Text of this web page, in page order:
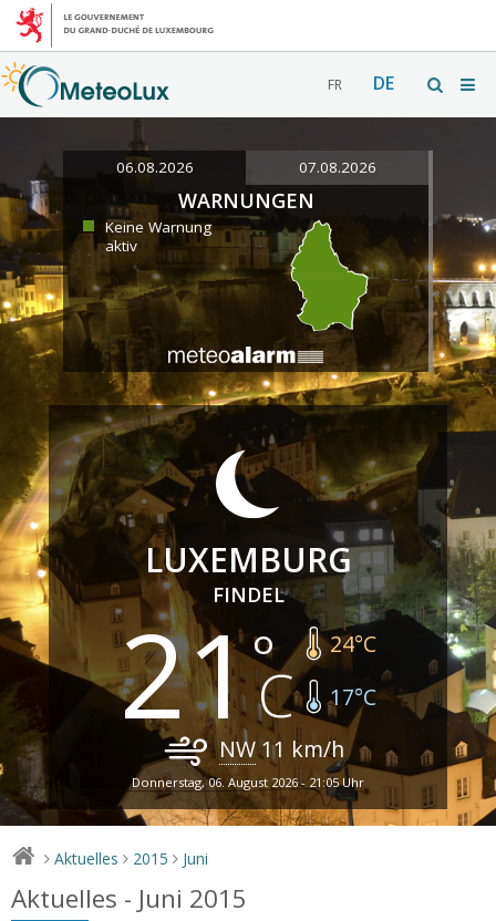
FR DE
06.08.2026 07.08.2026
WARNUNGEN
Keine Warnung
aktiv
LUXEMBURG
FINDEL
21 24°C
17°C
NW11 km/h
Donnerstag, 06. August 2026 - 21:05 Uhr
> Aktuelles > 2015 > Juni
Aktuelles - Juni 2015